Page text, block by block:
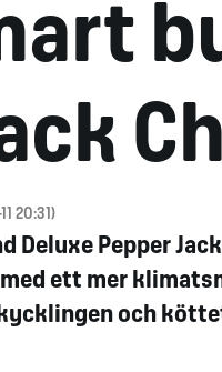
20:31)
Deluxe Pepper
ett mer
kycklingen och